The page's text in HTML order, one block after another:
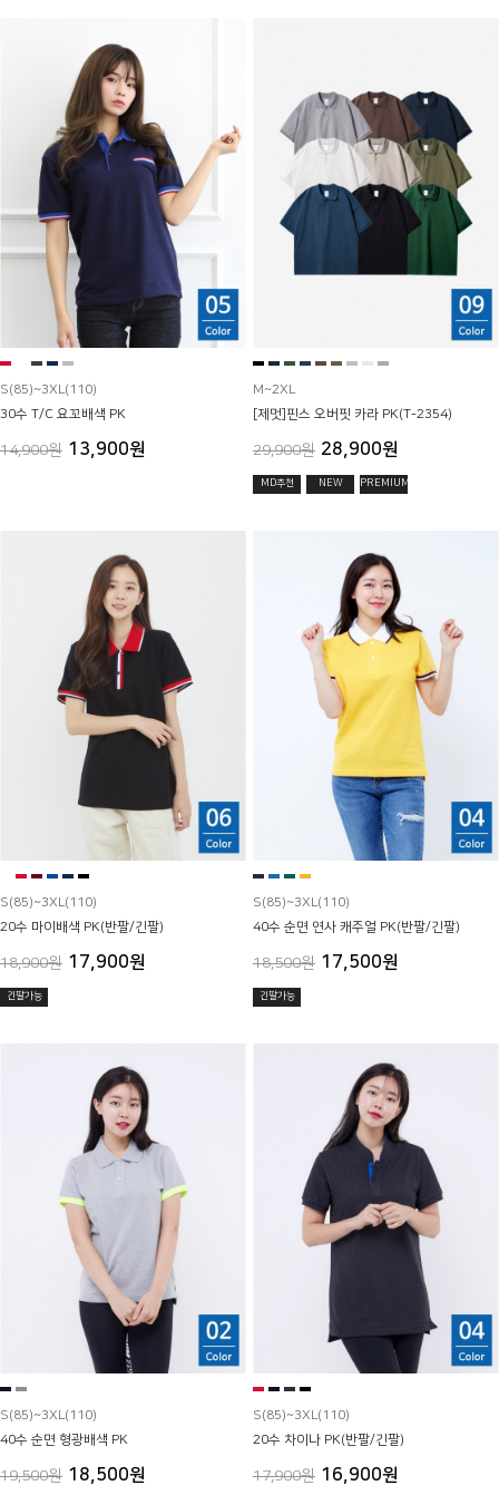
S(85)~3XL(110)
30수 T/C 요꼬배색 PK
14,900원 13,900원
M~2XL
[제멋]핀스 오버핏 카라 PK(T-2354)
29,900원 28,900원
MD추천 NEW PREMIUM
S(85)~3XL(110)
20수 마이배색 PK(반팔/긴팔)
18,900원 17,900원
긴팔가능
S(85)~3XL(110)
40수 순면 연사 캐주얼 PK(반팔/긴팔)
18,500원 17,500원
긴팔가능
S(85)~3XL(110)
40수 순면 형광배색 PK
19,500원 18,500원
S(85)~3XL(110)
20수 차이나 PK(반팔/긴팔)
17,900원 16,900원